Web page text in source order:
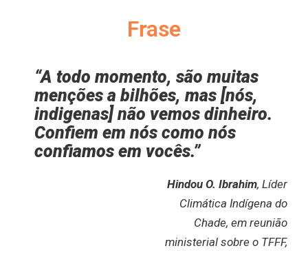
Frase
“A todo momento, são muitas
menções a bilhões, mas [nós,
indigenas] não vemos dinheiro.
Confiem em nós como nós
confiamos em vocês.”
Hindou O. Ibrahim, Líder
Climática Indígena do
Chade, em reunião
ministerial sobre o TFFF,